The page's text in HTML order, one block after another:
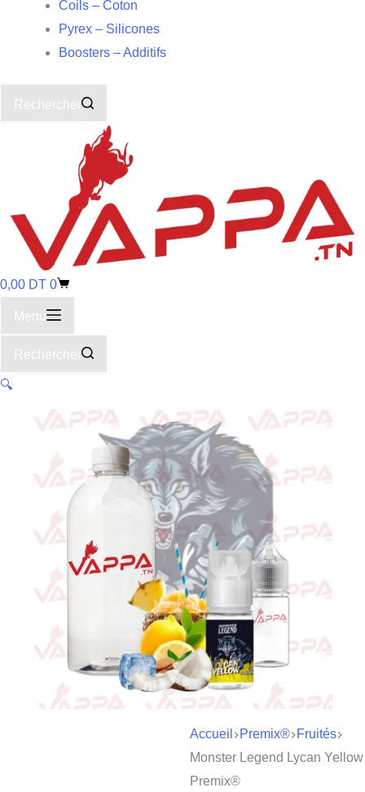
Coils – Coton
Pyrex – Silicones
Boosters – Additifs
Rechercher
0,00 DT 0
Menu
Rechercher
🔍
Accueil Premix® Fruités
Monster Legend Lycan Yellow
Premix®